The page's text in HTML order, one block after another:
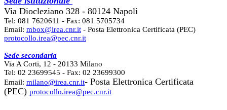
Via Diocleziano 328 - 80124 Napoli
Tel: 081 7620611 - Fax: 081 5705734
Email: mbox@irea.cnr.it - Posta Elettronica Certificata (PEC)
protocollo.irea@pec.cnr.it
Sede secondaria
Via A Corti, 12 - 20133 Milano
Tel: 02 23699545 - Fax: 02 23699300
Email: milano@irea.cnr.it- Posta Elettronica Certificata
(PEC) protocollo.irea@pec.cnr.it